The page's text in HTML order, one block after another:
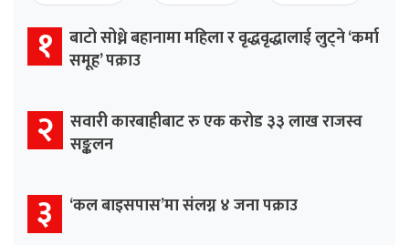
१ बाटो सोध्ने बहानामा महिला र वृद्धवृद्धालाई लुट्ने ‘कर्मा
समूह’ पक्राउ
२ सवारी कारबाहीबाट रु एक करोड ३३ लाख राजस्व
सङ्कलन
३ ‘कल बाइसपास’मा संलग्न ४ जना पक्राउ